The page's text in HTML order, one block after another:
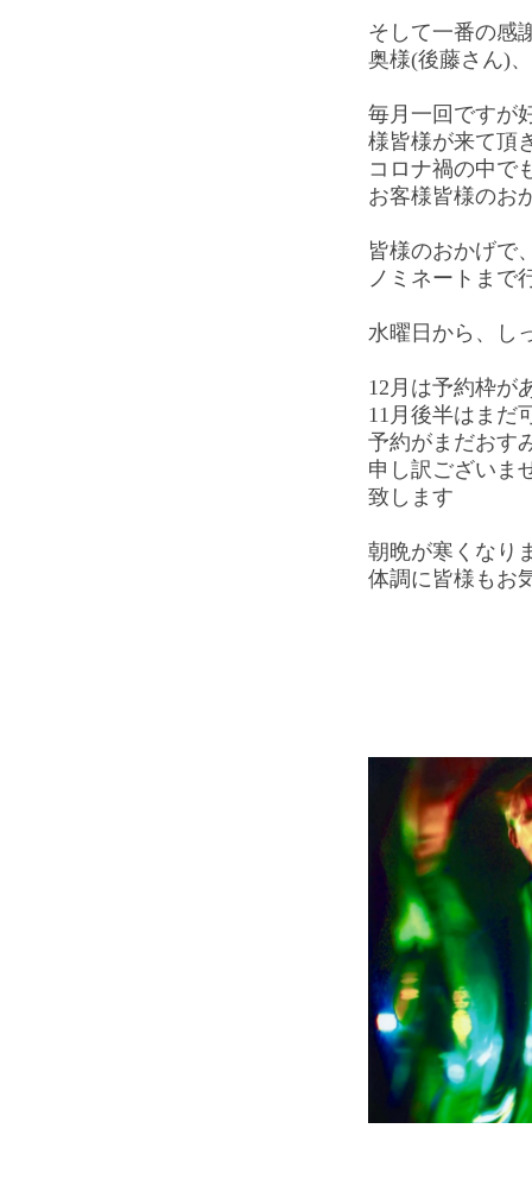
そして一番の感
奥様(後藤さん)
毎月一回ですが
様皆様が来て頂
コロナ禍の中で
お客様皆様のお
皆様のおかげで
ノミネートまで
水曜日から、し
12月は予約枠が
11月後半はまだ
予約がまだおす
申し訳ございま
致します
朝晩が寒くなり
体調に皆様もお